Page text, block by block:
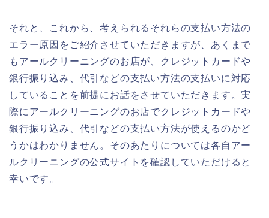
それと、これから、考えられるそれらの支払い方法の
エラー原因をご紹介させていただきますが、あくまで
もアールクリーニングのお店が、クレジットカードや
銀行振り込み、代引などの支払い方法の支払いに対応
していることを前提にお話をさせていただきます。実
際にアールクリーニングのお店でクレジットカードや
銀行振り込み、代引などの支払い方法が使えるのかど
うかはわかりません。そのあたりについては各自アー
ルクリーニングの公式サイトを確認していただけると
幸いです。